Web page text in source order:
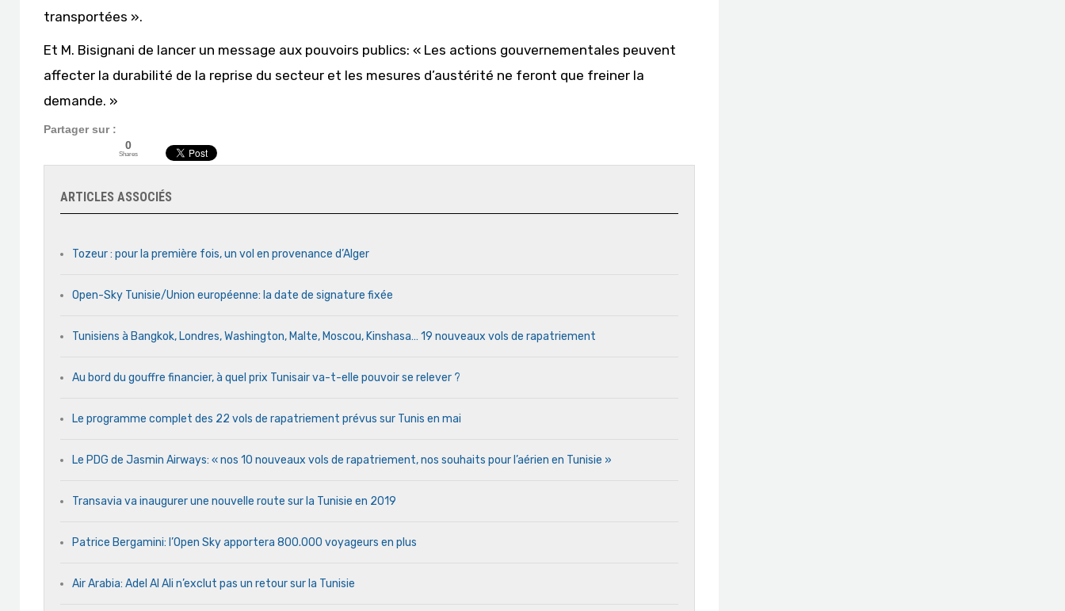
transportées ».
Et M. Bisignani de lancer un message aux pouvoirs publics: « Les actions gouvernementales peuvent
affecter la durabilité de la reprise du secteur et les mesures d’austérité ne feront que freiner la
demande. »
Partager sur :
0
Shares
ARTICLES ASSOCIÉS
Tozeur : pour la première fois, un vol en provenance d’Alger
Open-Sky Tunisie/Union européenne: la date de signature fixée
Tunisiens à Bangkok, Londres, Washington, Malte, Moscou, Kinshasa… 19 nouveaux vols de rapatriement
Au bord du gouffre financier, à quel prix Tunisair va-t-elle pouvoir se relever ?
Le programme complet des 22 vols de rapatriement prévus sur Tunis en mai
Le PDG de Jasmin Airways: « nos 10 nouveaux vols de rapatriement, nos souhaits pour l’aérien en Tunisie »
Transavia va inaugurer une nouvelle route sur la Tunisie en 2019
Patrice Bergamini: l’Open Sky apportera 800.000 voyageurs en plus
Air Arabia: Adel Al Ali n’exclut pas un retour sur la Tunisie